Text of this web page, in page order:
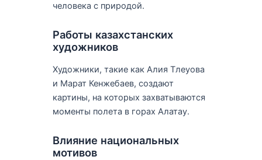
человека с природой.
Работы казахстанских
художников
Художники, такие как Алия Тлеуова
и Марат Кенжебаев, создают
картины, на которых захватываются
моменты полета в горах Алатау.
Влияние национальных
мотивов